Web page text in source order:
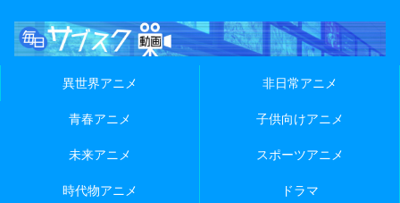
異世界アニメ 非日常アニメ
青春アニメ 子供向けアニメ
未来アニメ スポーツアニメ
時代物アニメ ドラマ